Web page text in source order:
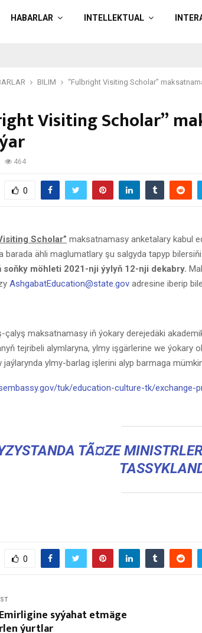
HABARLAR INTELLEKTUAL
BILIM “Fulbright Visiting Scholar”
Visiting Scholar”
464
0
Scholar” maksatnamasy anketalary kabul
barada ähli maglumatlary şu salgyda tapyp
soňky möhleti 2021-nji ýylyň 12-nji dekabry.
AshgabatEducation@state.gov adresine iberip
çalyş maksatnamasy iň ýokary derejedäki
tejribeli alymlaryna, ylmy işgärlerine we ýokary
jaýlarynda ylmy-barlag işlerini alyp barmaga
tuk/education-culture-tk/
TÃ¤ZE
0
syýahat etmäge
ýurtlar